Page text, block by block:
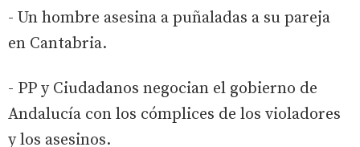
- Un hombre asesina a puñaladas a su pareja
en Cantabria.
- PP y Ciudadanos negocian el gobierno de
Andalucía con los cómplices de los violadores
y los asesinos.